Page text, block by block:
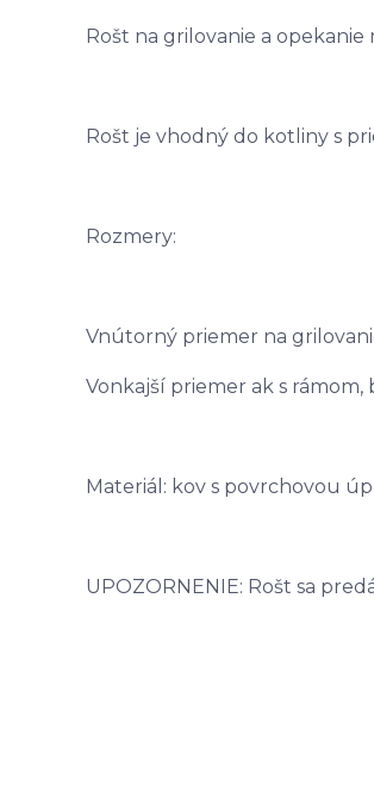
Rošt na grilovanie a opekanie
Rošt je vhodný do kotliny s
Rozmery:
Vnútorný priemer na
Vonkajší priemer ak s
Materiál: kov s povrchovou
UPOZORNENIE: Rošt sa